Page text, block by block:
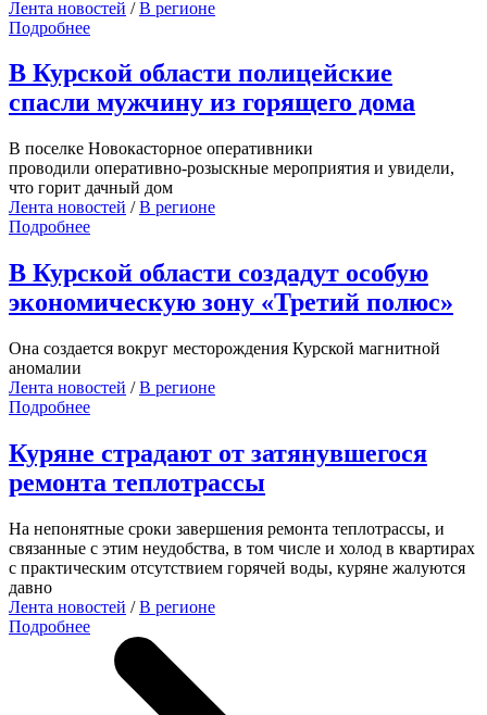
Лента новостей /В регионе
Подробнее
В Курской области полицейские
спасли мужчину из горящего дома
В поселке Новокасторное оперативники
проводили оперативно-розыскные мероприятия и увидели,
что горит дачный дом
Лента новостей /В регионе
Подробнее
В Курской области создадут особую
экономическую зону «Третий полюс»
Она создается вокруг месторождения Курской магнитной
аномалии
Лента новостей /В регионе
Подробнее
Куряне страдают от затянувшегося
ремонта теплотрассы
На непонятные сроки завершения ремонта теплотрассы, и
связанные с этим неудобства, в том числе и холод в квартирах
с практическим отсутствием горячей воды, куряне жалуются
давно
Лента новостей /В регионе
Подробнее